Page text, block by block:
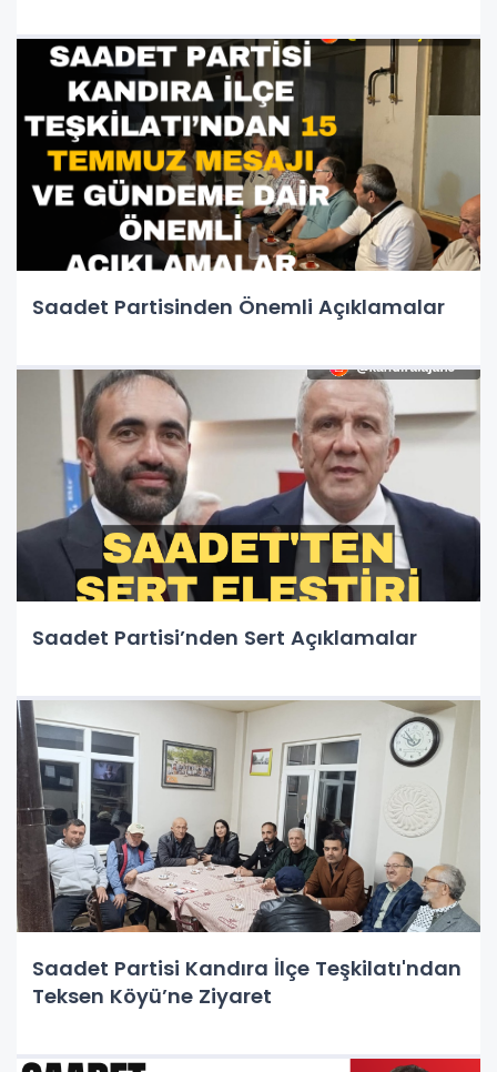
Saadet Partisinden Önemli Açıklamalar
Saadet Partisi’nden Sert Açıklamalar
Saadet Partisi Kandıra İlçe Teşkilatı'ndan
Teksen Köyü’ne Ziyaret